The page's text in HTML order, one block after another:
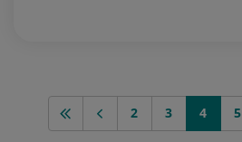
2 3 4 5